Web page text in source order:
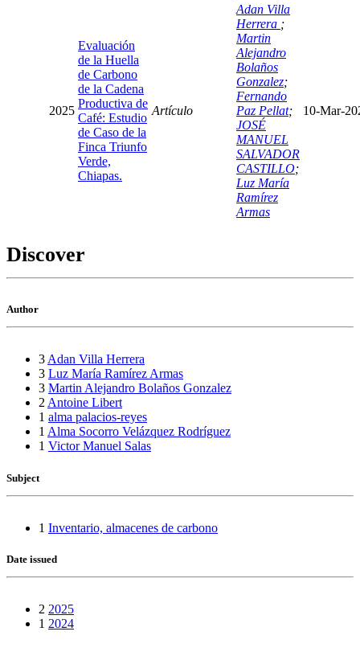
2025
Evaluación
de la Huella
de Carbono
de la Cadena
Productiva de
Café: Estudio
de Caso de la
Finca Triunfo
Verde,
Chiapas.
Artículo
Adan Villa
Herrera ;
Martin
Alejandro
Bolaños
Gonzalez;
Fernando
Paz Pellat;
JOSÉ
MANUEL
SALVADOR
CASTILLO;
Luz María
Ramírez
Armas
10-Mar-
Discover
Author
3Adan Villa Herrera
3 Luz María Ramírez Armas
3 Martin Alejandro Bolaños Gonzalez
2Antoine Libert
1 alma palacios-reyes
1 Alma Socorro Velázquez Rodríguez
1 Victor Manuel Salas
Subject
1 Inventario, almacenes de carbono
Date issued
2 2025
1 2024